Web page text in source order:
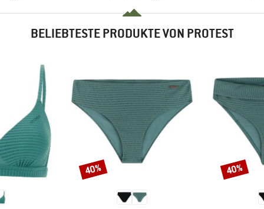
BELIEBTESTE PRODUKTE VON PROTEST
Rabatt
40% Rabatt
40%